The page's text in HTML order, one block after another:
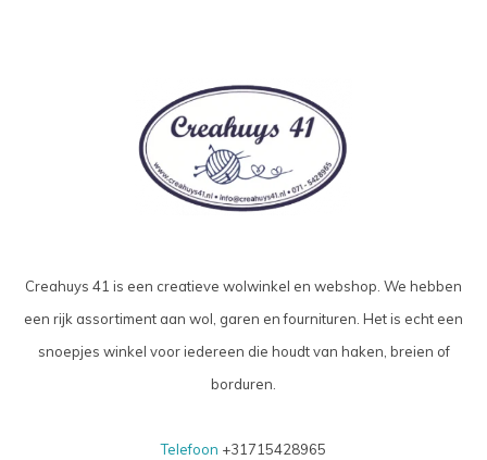
Creahuys 41 is een creatieve wolwinkel en webshop. We hebben
een rijk assortiment aan wol, garen en fournituren. Het is echt een
snoepjes winkel voor iedereen die houdt van haken, breien of
borduren.
Telefoon +31715428965